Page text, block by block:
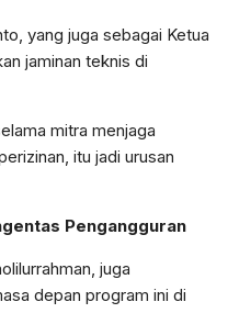
yang juga sebagai Ketua
jaminan teknis di
mitra menjaga
itu jadi urusan
Pengangguran
juga
depan program ini di